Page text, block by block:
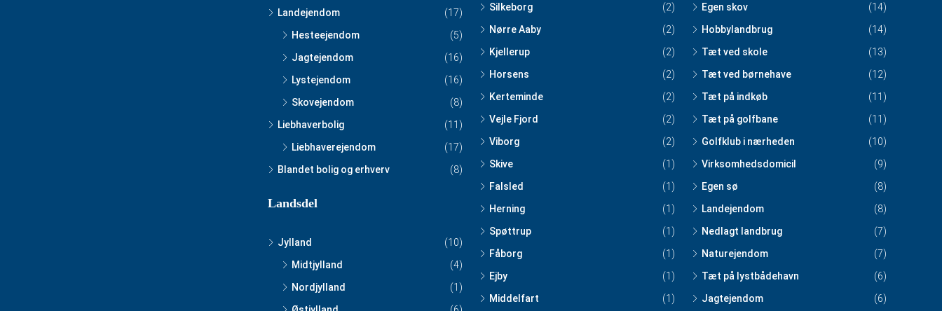
Landejendom
(17)
Hesteejendom
(5)
Jagtejendom
(16)
Lystejendom
(16)
Skovejendom
(8)
Liebhaverbolig
(11)
Liebhaverejendom
(17)
Blandet bolig og erhverv
(8)
Landsdel
Jylland
(10)
Midtjylland
(4)
Nordjylland
(1)
Silkeborg
(2)
Nørre Aaby
(2)
Kjellerup
(2)
Horsens
(2)
Kerteminde
(2)
Vejle Fjord
(2)
Viborg
(2)
Skive
(1)
Falsled
(1)
Herning
(1)
Spøttrup
(1)
Fåborg
(1)
Ejby
(1)
Middelfart
(1)
Egen skov
(14)
Hobbylandbrug
(14)
Tæt ved skole
(13)
Tæt ved børnehave
(12)
Tæt på indkøb
(11)
Tæt på golfbane
(11)
Golfklub i nærheden
(10)
Virksomhedsdomicil
(9)
Egen sø
(8)
Landejendom
(8)
Nedlagt landbrug
(7)
Naturejendom
(7)
Tæt på lystbådehavn
(6)
Jagtejendom
(6)